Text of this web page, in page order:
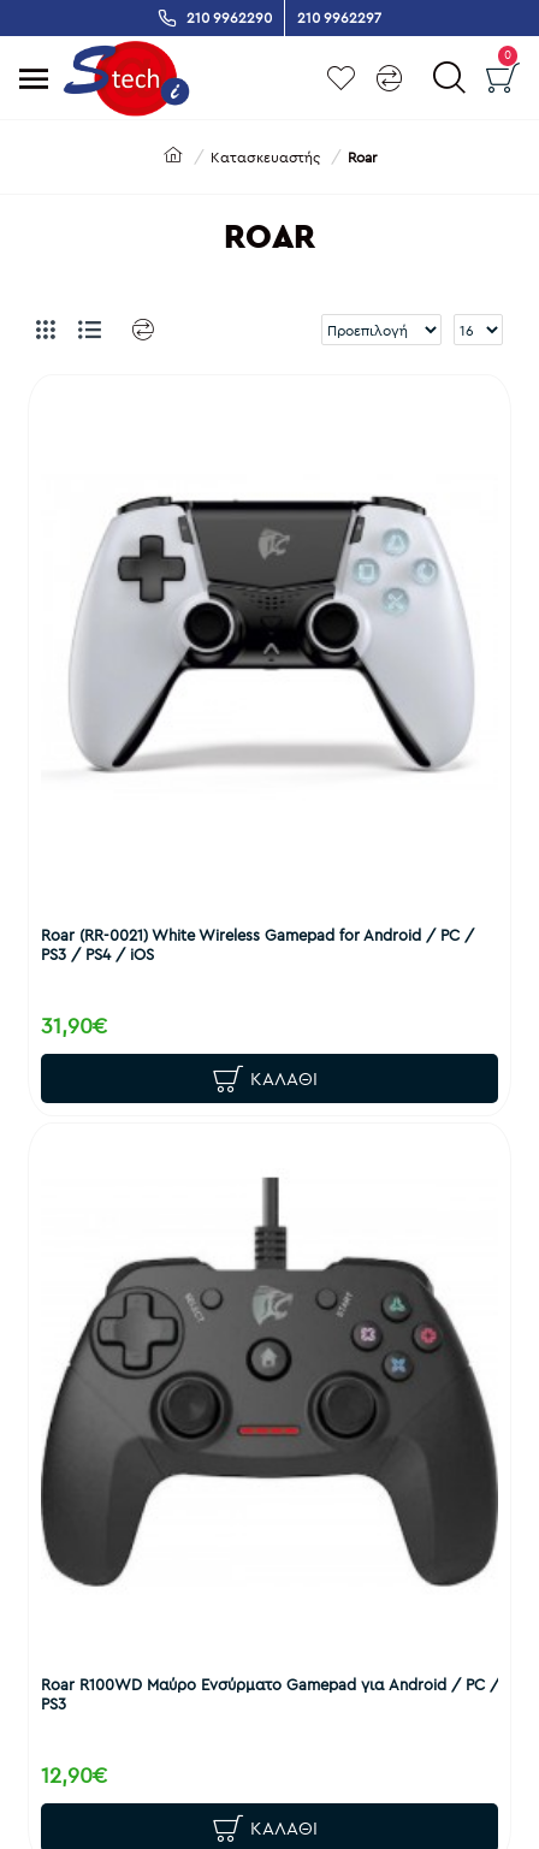
210 9962290 210 9962297
0
Κατασκευαστής Roar
ROAR
Roar (RR-0021) White Wireless Gamepad for Android / PC /
PS3 / PS4 / iOS
31,90€
ΚΑΛΆΘΙ
Roar R100WD Μαύρο Ενσύρματο Gamepad για Android / PC /
PS3
12,90€
ΚΑΛΆΘΙ